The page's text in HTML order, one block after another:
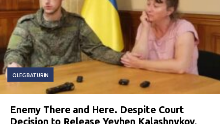
OLEG BATURIN
Enemy There and Here. Despite Court
Decision to Release Yevhen Kalashnykov,